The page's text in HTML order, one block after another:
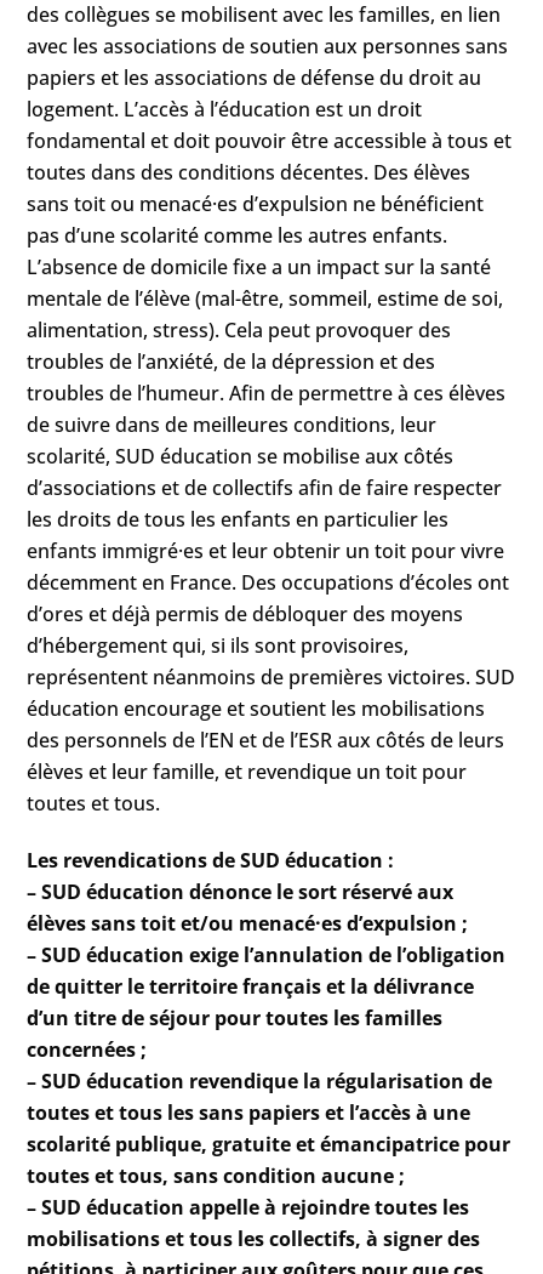
des collègues se mobilisent avec les familles, en lien
avec les associations de soutien aux personnes sans
papiers et les associations de défense du droit au
logement. L’accès à l’éducation est un droit
fondamental et doit pouvoir être accessible à tous et
toutes dans des conditions décentes. Des élèves
sans toit ou menacé·es d’expulsion ne bénéficient
pas d’une scolarité comme les autres enfants.
L’absence de domicile fixe a un impact sur la santé
mentale de l’élève (mal-être, sommeil, estime de soi,
alimentation, stress). Cela peut provoquer des
troubles de l’anxiété, de la dépression et des
troubles de l’humeur. Afin de permettre à ces élèves
de suivre dans de meilleures conditions, leur
scolarité, SUD éducation se mobilise aux côtés
d’associations et de collectifs afin de faire respecter
les droits de tous les enfants en particulier les
enfants immigré·es et leur obtenir un toit pour vivre
décemment en France. Des occupations d’écoles ont
d’ores et déjà permis de débloquer des moyens
d’hébergement qui, si ils sont provisoires,
représentent néanmoins de premières victoires. SUD
éducation encourage et soutient les mobilisations
des personnels de l’EN et de l’ESR aux côtés de leurs
élèves et leur famille, et revendique un toit pour
toutes et tous.
Les revendications de SUD éducation :
– SUD éducation dénonce le sort réservé aux
élèves sans toit et/ou menacé·es d’expulsion ;
– SUD éducation exige l’annulation de l’obligation
de quitter le territoire français et la délivrance
d’un titre de séjour pour toutes les familles
concernées ;
– SUD éducation revendique la régularisation de
toutes et tous les sans papiers et l’accès à une
scolarité publique, gratuite et émancipatrice pour
toutes et tous, sans condition aucune ;
– SUD éducation appelle à rejoindre toutes les
mobilisations et tous les collectifs, à signer des